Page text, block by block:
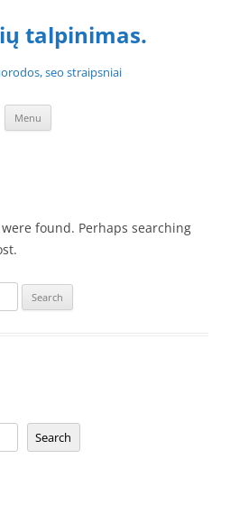
talpinimas.
seo straipsniai
Menu
found. Perhaps searching
Search